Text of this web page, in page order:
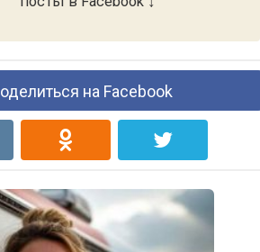
на Facebook